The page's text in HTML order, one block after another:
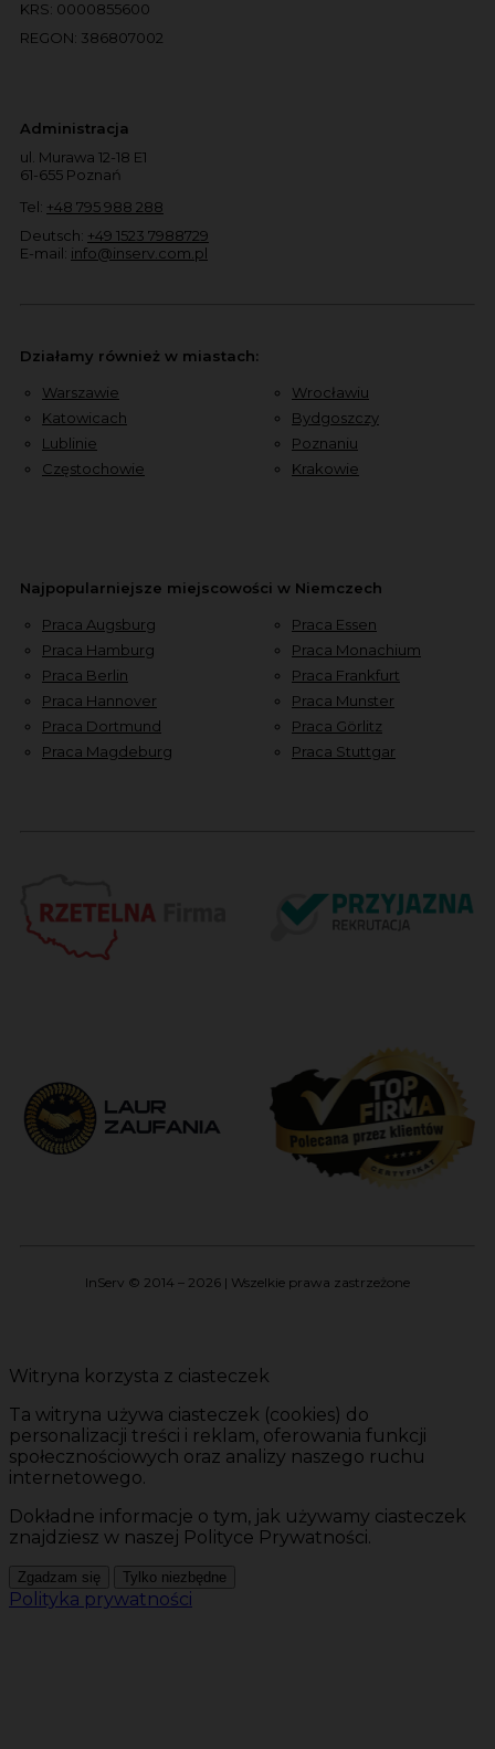
KRS: 0000855600
REGON: 386807002
Administracja
ul. Murawa 12-18 E1
61-655 Poznań
Tel: +48 795 988 288
Deutsch: +49 1523 7988729
E-mail: info@inserv.com.pl
Działamy również w miastach:
Warszawie
Katowicach
Lublinie
Częstochowie
Wrocławiu
Bydgoszczy
Poznaniu
Krakowie
Najpopularniejsze miejscowości w Niemczech
Praca Augsburg
Praca Hamburg
Praca Berlin
Praca Hannover
Praca Dortmund
Praca Magdeburg
Praca Essen
Praca Monachium
Praca Frankfurt
Praca Munster
Praca Görlitz
Praca Stuttgar
InServ © 2014 – 2026 | Wszelkie prawa zastrzeżone
Witryna korzysta z ciasteczek
Ta witryna używa ciasteczek (cookies) do
personalizacji treści i reklam, oferowania funkcji
społecznościowych oraz analizy naszego ruchu
internetowego.
Dokładne informacje o tym, jak używamy ciasteczek
znajdziesz w naszej Polityce Prywatności.
Zgadzam się Tylko niezbędne
Polityka prywatności